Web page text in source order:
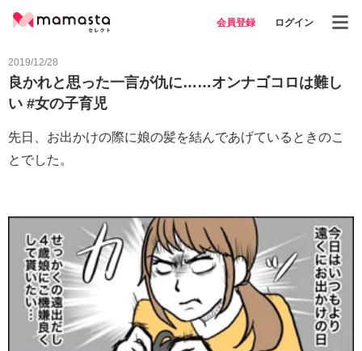
会員登録 ログイン
2019/12/28
良かれと思った一言が仇に……オンナゴコロは難し
い #女の子育児
先日、お出かけの際に娘の髪を結んであげているときのこ
とでした。